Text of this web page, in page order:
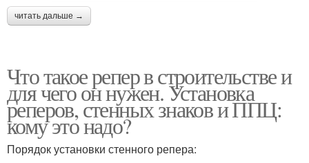
читать дальше →
Что такое репер в строительстве и
для чего он нужен. Установка
реперов, стенных знаков и ППЦ:
кому это надо?
Порядок установки стенного репера: